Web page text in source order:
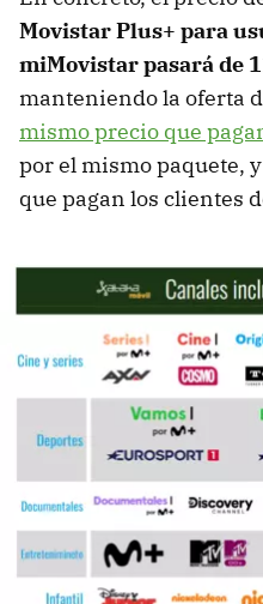
Movistar Plus+ para
miMovistar pasará de
manteniendo la oferta
mismo precio que
por el mismo paquete,
que pagan los clientes